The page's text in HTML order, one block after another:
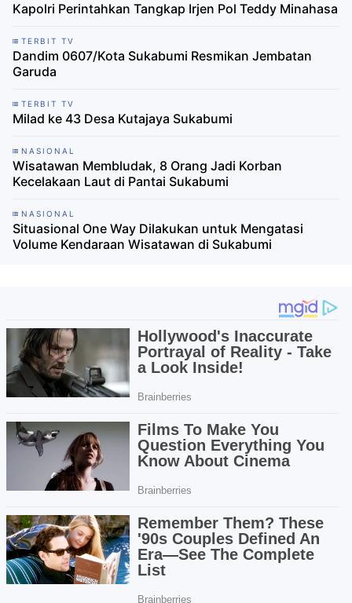
Kapolri Perintahkan Tangkap Irjen Pol Teddy Minahasa
TERBIT TV
Dandim 0607/Kota Sukabumi Resmikan Jembatan
Garuda
TERBIT TV
Milad ke 43 Desa Kutajaya Sukabumi
NASIONAL
Wisatawan Membludak, 8 Orang Jadi Korban
Kecelakaan Laut di Pantai Sukabumi
NASIONAL
Situasional One Way Dilakukan untuk Mengatasi
Volume Kendaraan Wisatawan di Sukabumi